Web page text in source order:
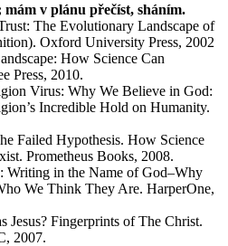
mám v plánu přečíst, sháním.
The Evolutionary Landscape of
Oxford University Press, 2002
How Science Can
Press, 2010.
Virus: Why We Believe in God:
Incredible Hold on Humanity.
Failed Hypothesis. How Science
Prometheus Books, 2008.
Writing in the Name of God–Why
We Think They Are. HarperOne,
Fingerprints of The Christ.
2007.